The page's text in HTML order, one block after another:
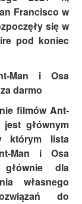
Francisco w
się w
pod koniec
Man i Osa
darmo
filmów Ant-
głównym
którym lista
Man i Osa
głównie dla
własnego
do